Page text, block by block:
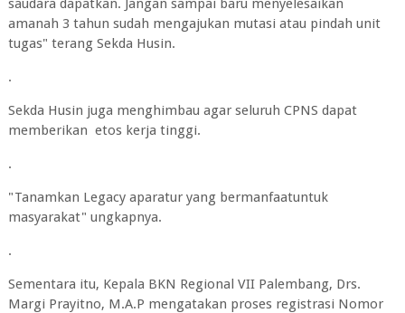
amanah 3 tahun sudah mengajukan mutasi atau pindah unit
tugas" terang Sekda Husin.
.
Sekda Husin juga menghimbau agar seluruh CPNS dapat
memberikan etos kerja tinggi.
.
"Tanamkan Legacy aparatur yang bermanfaatuntuk
masyarakat" ungkapnya.
.
Sementara itu, Kepala BKN Regional VII Palembang, Drs.
Margi Prayitno, M.A.P mengatakan proses registrasi Nomor